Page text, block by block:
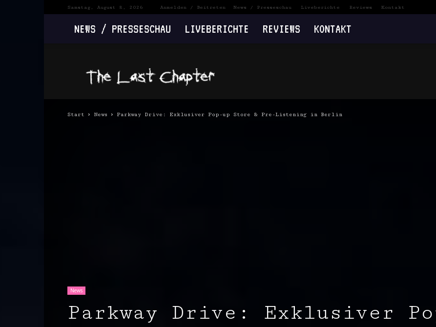
Samstag, August 8, 2026 Anmelden / Beitreten News / Presseschau Liveberichte Reviews Kontakt
NEWS / PRESSESCHAU LIVEBERICHTE REVIEWS KONTAKT
Last
Chapter
Start News Parkway Drive: Exklusiver Pop-up Store & Pre-Listening in Berlin
News
Parkway Drive: Exklusiver